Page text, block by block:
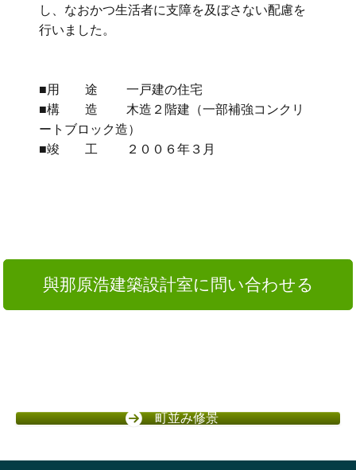
し、なおかつ生活者に支障を及ぼさない配慮を
行いました。
■用 途 一戸建の住宅
■構 造 木造２階建（一部補強コンクリ
ートブロック造）
■竣 工 ２００６年３月
與那原浩建築設計室に問い合わせる
町並み修景